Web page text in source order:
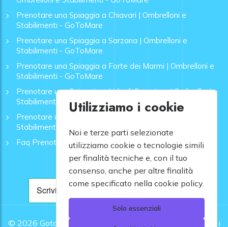
Prenotare una Spiaggia a Chiavari | Ombrelloni e
Stabilimenti - GoToMare
Prenotare una Spiaggia a Sarzana | Ombrelloni e
Stabilimenti - GoToMare
Prenotare una Spiaggia a Forte dei Marmi | Ombrelloni e
Stabilimenti - GoToMare
Prenotare una Spiaggia a Lido di Camaiore | Ombrelloni e
Stabilimenti - GoToMare
Prenotare una Spiaggia a Rapallo | Ombrelloni e
Stabilimenti - GoToMare
Faq Prenotazione Spiagge
© 2026 Gotomare srl - Partita IVA 12948810960 . Tutti i
Utilizziamo i cookie
Noi e terze parti selezionate
utilizziamo cookie o tecnologie simili
per finalità tecniche e, con il tuo
consenso, anche per altre finalità
come specificato nella cookie policy.
Solo essenziali